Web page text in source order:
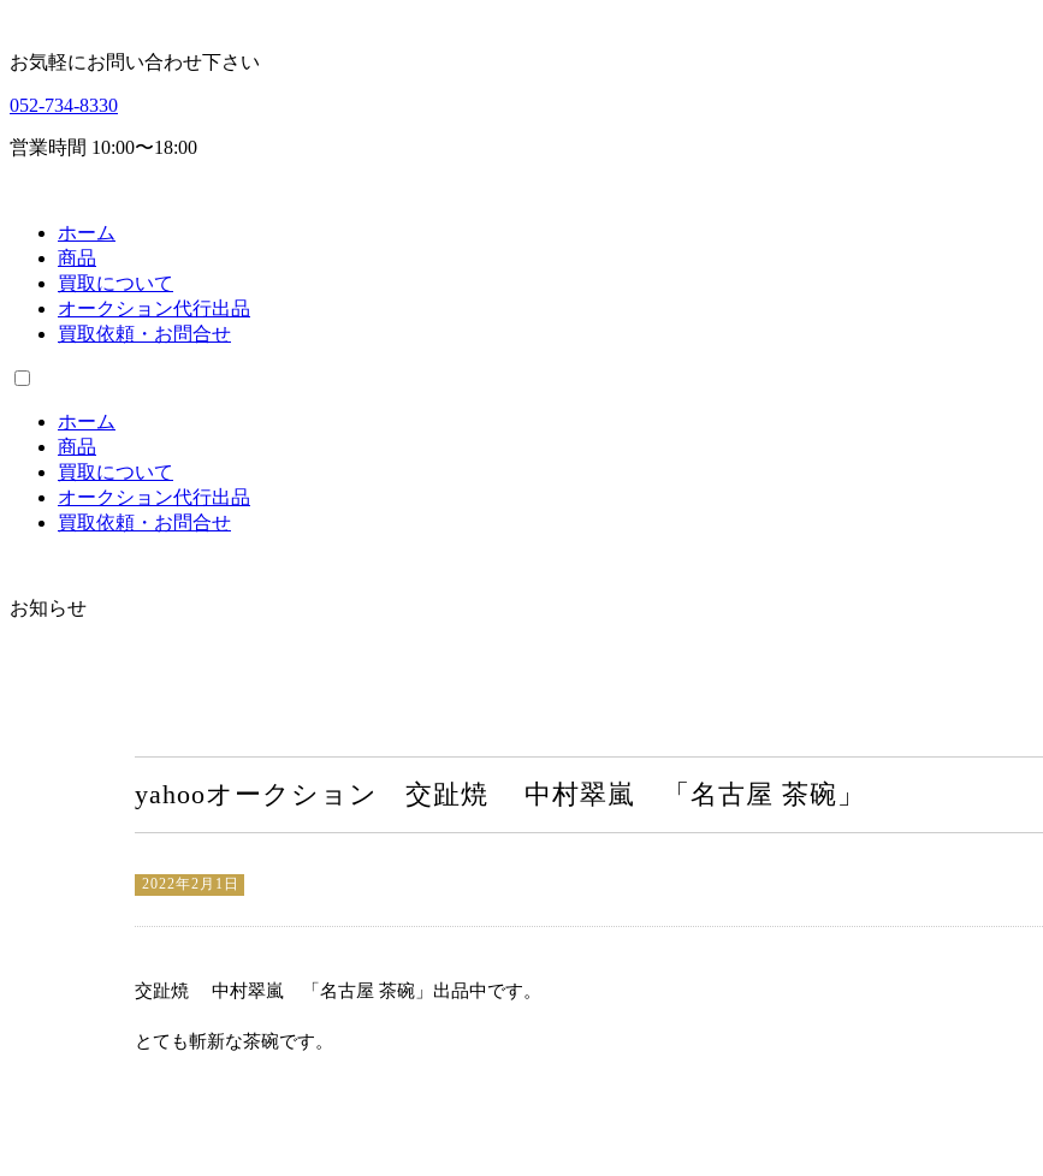
お気軽にお問い合わせ下さい
052-734-8330
営業時間 10:00〜18:00
ホーム
商品
買取について
オークション代行出品
買取依頼・お問合せ
ホーム
商品
買取について
オークション代行出品
買取依頼・お問合せ
お知らせ
yahooオークション 交趾焼 中村翠嵐 「名古屋 茶碗」
2022年2月1日
交趾焼 中村翠嵐 「名古屋 茶碗」出品中です。
とても斬新な茶碗です。